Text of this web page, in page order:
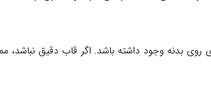
بدنه وجود داشته باشد. اگر قاب دقیق